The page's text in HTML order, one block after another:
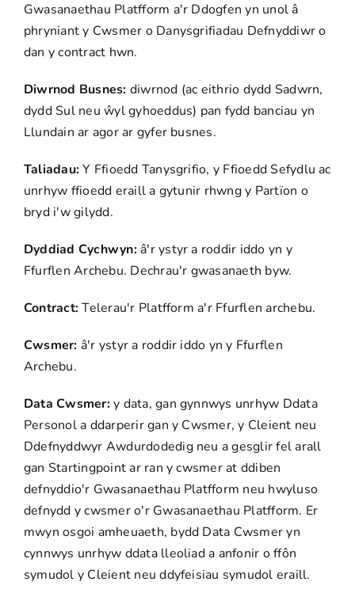
Gwasanaethau Platfform a'r Ddogfen yn unol â
phryniant y Cwsmer o Danysgrifiadau Defnyddiwr o
dan y contract hwn.
Diwrnod Busnes: diwrnod (ac eithrio dydd Sadwrn,
dydd Sul neu ŵyl gyhoeddus) pan fydd banciau yn
Llundain ar agor ar gyfer busnes.
Taliadau:Y Ffioedd Tanysgrifio, y Ffioedd Sefydlu ac
unrhyw ffioedd eraill a gytunir rhwng y Partïon o
bryd i'w gilydd.
Dyddiad Cychwyn:â'r ystyr a roddir iddo yn y
Ffurflen Archebu. Dechrau'r gwasanaeth byw.
Contract:Telerau'r Platfform a'r Ffurflen archebu.
Cwsmer: â'r ystyr a roddir iddo yn y Ffurflen
Archebu.
Data Cwsmer:y data, gan gynnwys unrhyw Ddata
Personol a ddarperir gan y Cwsmer, y Cleient neu
Ddefnyddwyr Awdurdodedig neu a gesglir fel arall
gan Startingpoint ar ran y cwsmer at ddiben
defnyddio'r Gwasanaethau Platfform neu hwyluso
defnydd y cwsmer o'r Gwasanaethau Platfform. Er
mwyn osgoi amheuaeth, bydd Data Cwsmer yn
cynnwys unrhyw ddata lleoliad a anfonir o ffôn
symudol y Cleient neu ddyfeisiau symudol eraill.